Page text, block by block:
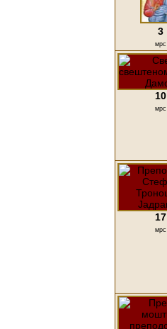
3
мрс
10
мрс
17
мрс